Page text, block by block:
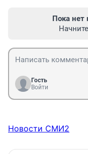
Пока нет
Гость
Войти
Новости СМИ2